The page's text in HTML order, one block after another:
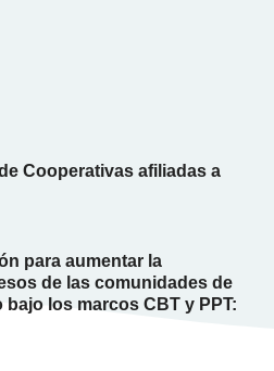
Cooperativas afiliadas a
para aumentar la
de las comunidades de
los marcos CBT y PPT: